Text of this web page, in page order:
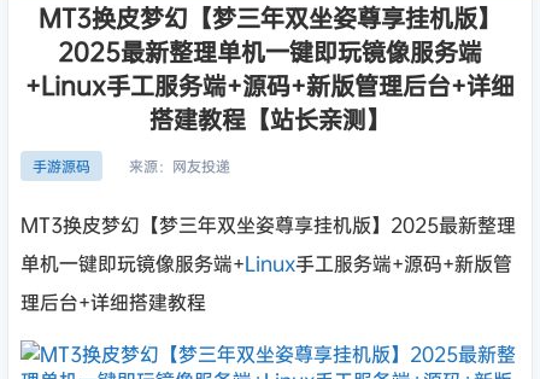
MT3换皮梦幻【梦三年双坐姿尊享挂机版】
2025最新整理单机一键即玩镜像服务端
+Linux手工服务端+源码+新版管理后台+详细
搭建教程【站长亲测】
手游源码 来源： 网友投递
MT3换皮梦幻【梦三年双坐姿尊享挂机版】2025最新整理
单机一键即玩镜像服务端+Linux手工服务端+源码+新版管
理后台+详细搭建教程